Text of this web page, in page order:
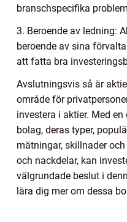
branschspecifika
3. Beroende av ledning:
beroende av sina
att fatta bra
Avslutningsvis så är
område för
investera i aktier. Med
bolag, deras typer,
mätningar, skillnader
och nackdelar, kan
välgrundade beslut i
lära dig mer om dessa